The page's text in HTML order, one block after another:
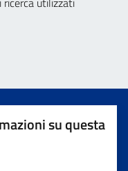
su questa